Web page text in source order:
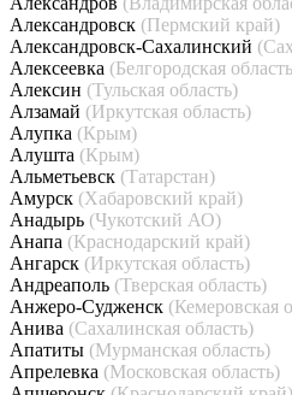
Александровск (Пермский край)
Александровск-Сахалинский
Алексеевка (Белгородская
Алексин (Тульская область)
Алзамай (Иркутская область)
Алупка (Крым)
Алушта (Крым)
Альметьевск (Татарстан)
Амурск (Хабаровский край)
Анадырь (Чукотский АО)
Анапа (Краснодарский край)
Ангарск (Иркутская область)
Андреаполь (Тверская область)
Анжеро-Судженск (Кемеровская
Анива (Сахалинская область)
Апатиты (Мурманская область)
Апрелевка (Московская область)